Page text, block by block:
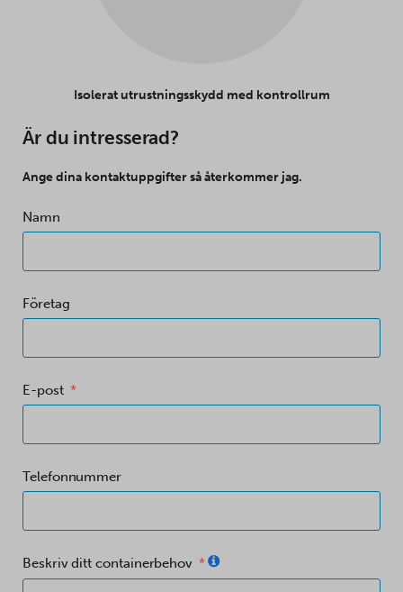
Isolerat utrustningsskydd med kontrollrum
Är du intresserad?
Ange dina kontaktuppgifter så återkommer jag.
Namn
Företag
E-post
Telefonnummer
Beskriv ditt containerbehov